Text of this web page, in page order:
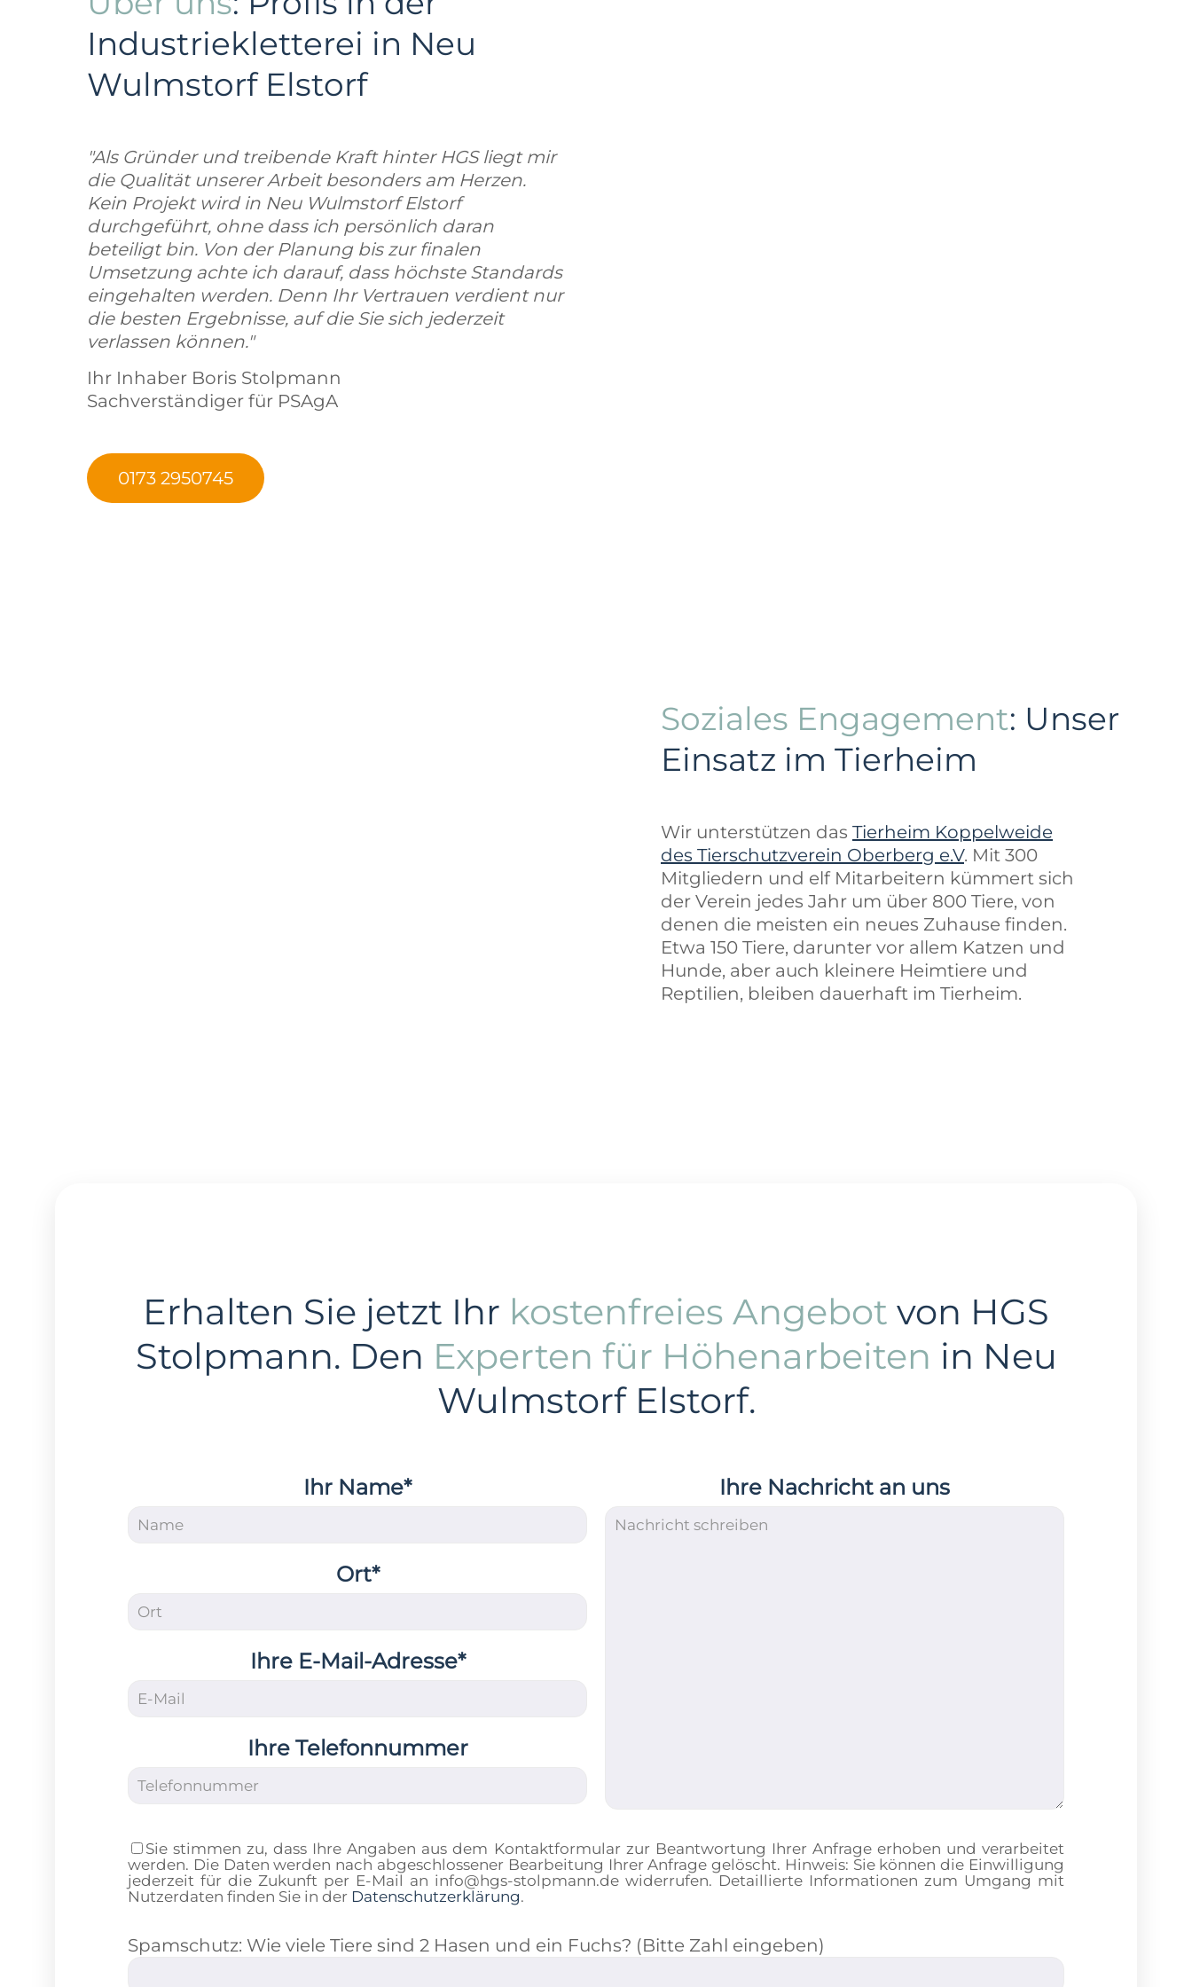
Industriekletterei in Neu
Wulmstorf Elstorf
"Als Gründer und treibende Kraft hinter HGS liegt mir
die Qualität unserer Arbeit besonders am Herzen.
Kein Projekt wird in Neu Wulmstorf Elstorf
durchgeführt, ohne dass ich persönlich daran
beteiligt bin. Von der Planung bis zur finalen
Umsetzung achte ich darauf, dass höchste Standards
eingehalten werden. Denn Ihr Vertrauen verdient nur
die besten Ergebnisse, auf die Sie sich jederzeit
verlassen können."
Ihr Inhaber Boris Stolpmann
Sachverständiger für PSAgA
0173 2950745
Soziales Engagement: Unser
Einsatz im Tierheim
Wir unterstützen das Tierheim Koppelweide
des Tierschutzverein Oberberg e.V. Mit 300
Mitgliedern und elf Mitarbeitern kümmert sich
der Verein jedes Jahr um über 800 Tiere, von
denen die meisten ein neues Zuhause finden.
Etwa 150 Tiere, darunter vor allem Katzen und
Hunde, aber auch kleinere Heimtiere und
Reptilien, bleiben dauerhaft im Tierheim.
Erhalten Sie jetzt Ihr kostenfreies Angebot von HGS
Stolpmann. Den Experten für Höhenarbeiten in Neu
Wulmstorf Elstorf.
Ihr Name*
Ort*
Ihre E-Mail-Adresse*
Ihre Telefonnummer
Ihre Nachricht an uns
Sie stimmen zu, dass Ihre Angaben aus dem Kontaktformular zur Beantwortung Ihrer Anfrage erhoben und verarbeitet
werden. Die Daten werden nach abgeschlossener Bearbeitung Ihrer Anfrage gelöscht. Hinweis: Sie können die Einwilligung
jederzeit für die Zukunft per E-Mail an info@hgs-stolpmann.de widerrufen. Detaillierte Informationen zum Umgang mit
Nutzerdaten finden Sie in der Datenschutzerklärung.
Spamschutz: Wie viele Tiere sind 2 Hasen und ein Fuchs? (Bitte Zahl eingeben)